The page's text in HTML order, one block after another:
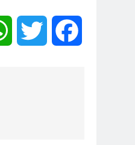
Facebook